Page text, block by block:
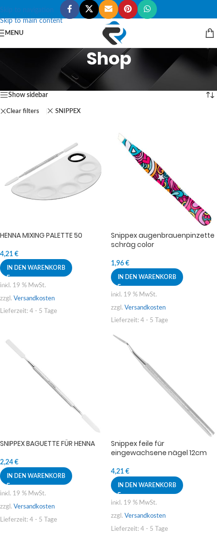
Skip to navigation
Skip to main content
MENU
Shop
1–18 von 44 Ergebnissen werden angezeigt
Show sidebar
Clear filters SNIPPEX
HENNA MIXING PALETTE 50
4,21 €
IN DEN WARENKORB
inkl. 19 % MwSt.
zzgl. Versandkosten
Lieferzeit: 4 - 5 Tage
Snippex augenbrauenpinzette
schräg color
1,96 €
IN DEN WARENKORB
inkl. 19 % MwSt.
zzgl. Versandkosten
Lieferzeit: 4 - 5 Tage
SNIPPEX BAGUETTE FÜR HENNA
2,24 €
IN DEN WARENKORB
inkl. 19 % MwSt.
zzgl. Versandkosten
Lieferzeit: 4 - 5 Tage
Snippex feile für
eingewachsene nägel 12cm
4,21 €
IN DEN WARENKORB
inkl. 19 % MwSt.
zzgl. Versandkosten
Lieferzeit: 4 - 5 Tage